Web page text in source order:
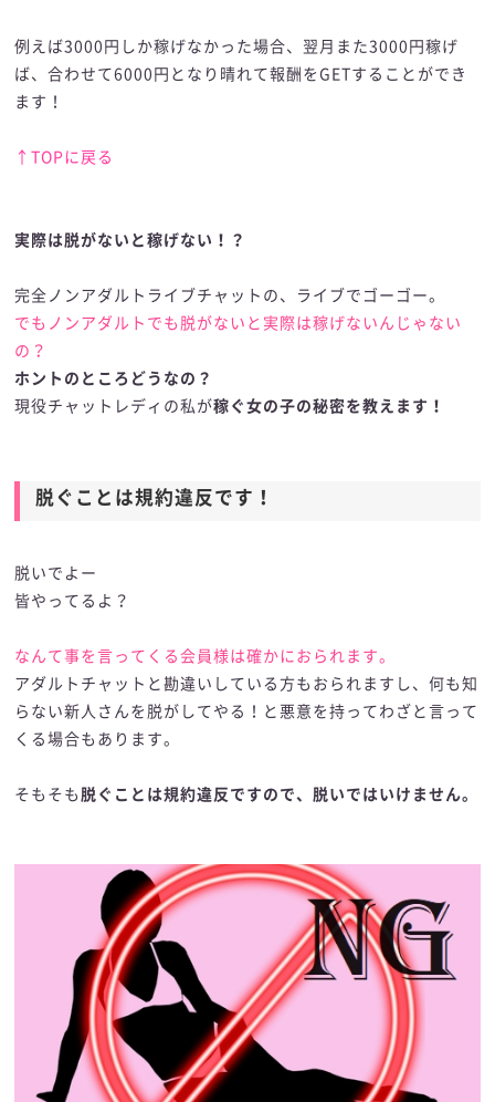
例えば3000円しか稼げなかった場合、翌月また3000円稼げ
ば、合わせて6000円となり晴れて報酬をGETすることができ
ます！
↑TOPに戻る
実際は脱がないと稼げない！？
完全ノンアダルトライブチャットの、ライブでゴーゴー。
でもノンアダルトでも脱がないと実際は稼げないんじゃない
の？
ホントのところどうなの？
現役チャットレディの私が稼ぐ女の子の秘密を教えます！
脱ぐことは規約違反です！
脱いでよー
皆やってるよ？
なんて事を言ってくる会員様は確かにおられます。
アダルトチャットと勘違いしている方もおられますし、何も知
らない新人さんを脱がしてやる！と悪意を持ってわざと言って
くる場合もあります。
そもそも脱ぐことは規約違反ですので、脱いではいけません。